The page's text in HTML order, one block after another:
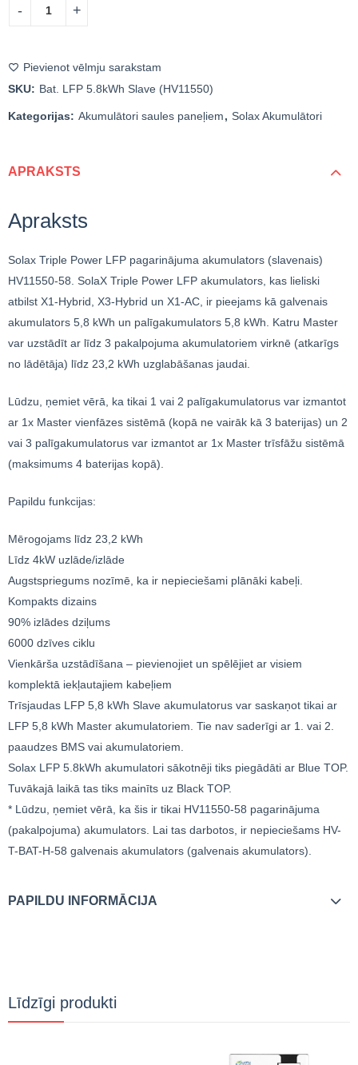
Pievienot vēlmju sarakstam
SKU: Bat. LFP 5.8kWh Slave (HV11550)
Kategorijas: Akumulātori saules paneļiem, Solax Akumulātori
APRAKSTS
Apraksts
Solax Triple Power LFP pagarinājuma akumulators (slavenais)
HV11550-58. SolaX Triple Power LFP akumulators, kas lieliski
atbilst X1-Hybrid, X3-Hybrid un X1-AC, ir pieejams kā galvenais
akumulators 5,8 kWh un palīgakumulators 5,8 kWh. Katru Master
var uzstādīt ar līdz 3 pakalpojuma akumulatoriem virknē (atkarīgs
no lādētāja) līdz 23,2 kWh uzglabāšanas jaudai.
Lūdzu, ņemiet vērā, ka tikai 1 vai 2 palīgakumulatorus var izmantot
ar 1x Master vienfāzes sistēmā (kopā ne vairāk kā 3 baterijas) un 2
vai 3 palīgakumulatorus var izmantot ar 1x Master trīsfāžu sistēmā
(maksimums 4 baterijas kopā).
Papildu funkcijas:
Mērogojams līdz 23,2 kWh
Līdz 4kW uzlāde/izlāde
Augstspriegums nozīmē, ka ir nepieciešami plānāki kabeļi.
Kompakts dizains
90% izlādes dziļums
6000 dzīves ciklu
Vienkārša uzstādīšana – pievienojiet un spēlējiet ar visiem
komplektā iekļautajiem kabeļiem
Trīsjaudas LFP 5,8 kWh Slave akumulatorus var saskaņot tikai ar
LFP 5,8 kWh Master akumulatoriem. Tie nav saderīgi ar 1. vai 2.
paaudzes BMS vai akumulatoriem.
Solax LFP 5.8kWh akumulatori sākotnēji tiks piegādāti ar Blue TOP.
Tuvākajā laikā tas tiks mainīts uz Black TOP.
* Lūdzu, ņemiet vērā, ka šis ir tikai HV11550-58 pagarinājuma
(pakalpojuma) akumulators. Lai tas darbotos, ir nepieciešams HV-
T-BAT-H-58 galvenais akumulators (galvenais akumulators).
PAPILDU INFORMĀCIJA
Līdzīgi produkti